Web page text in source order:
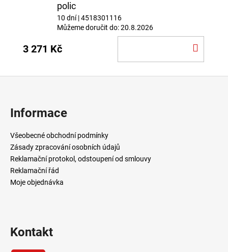
polic
10 dní| 4518301116
Můžeme doručit do:20.8.2026
3 271 Kč
Informace
Všeobecné obchodní podmínky
Zásady zpracování osobních údajů
Reklamační protokol, odstoupení od smlouvy
Reklamační řád
Moje objednávka
Kontakt